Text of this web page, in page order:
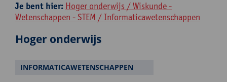
Je bent hier: Hoger onderwijs / Wiskunde -
Wetenschappen - STEM / Informaticawetenschappen
Hoger onderwijs
INFORMATICAWETENSCHAPPEN